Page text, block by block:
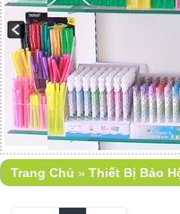
Trang Chủ » Thiết Bị Bảo